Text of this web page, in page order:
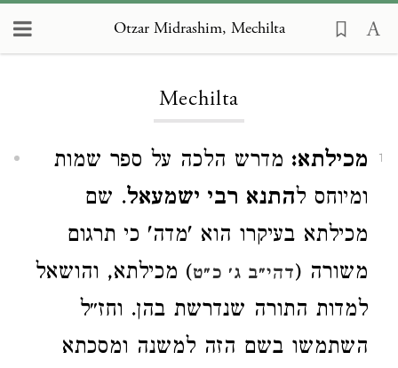
Otzar Midrashim, Mechilta
Mechilta
1 מכילתא: מדרש הלכה על ספר שמות
ומיוחס להתנא רבי ישמעאל. שם
מכילתא בעיקרו הוא 'מדה' כי תרגום
משורה (דהי״ב ג׳ כ״ט) מכילתא, והושאל
למדות התורה שנדרשת בהן. וחז״ל
השתמשו בשם הזה למשנה ומסכתא